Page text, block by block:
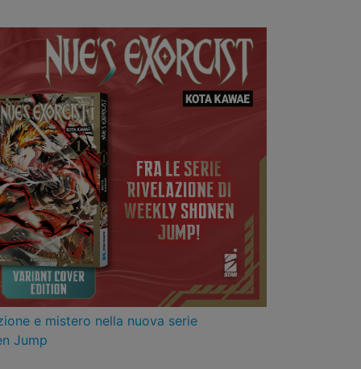
e mistero nella nuova serie
Jump